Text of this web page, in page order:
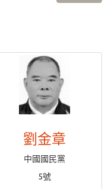
劉金章
中國國民黨
5號